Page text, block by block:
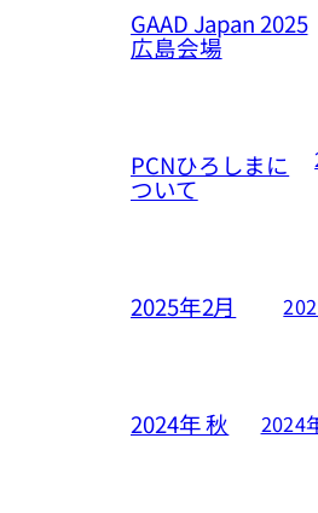
GAAD Japan 2025
広島会場
PCNひろしまに
ついて
2025年2月
2024年 秋 2024